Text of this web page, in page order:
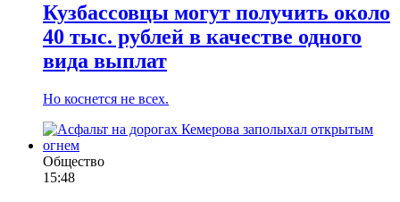
Кузбассовцы могут получить около
40 тыс. рублей в качестве одного
вида выплат
Но коснется не всех.
Общество
15:48